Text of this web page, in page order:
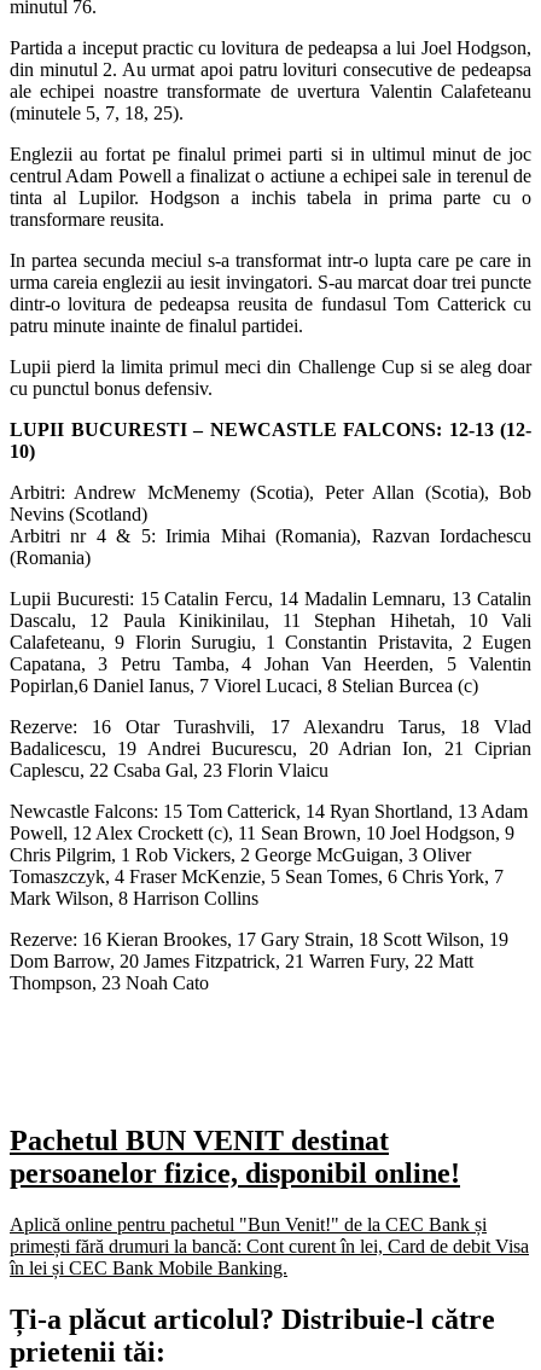
minutul 76.
Partida a inceput practic cu lovitura de pedeapsa a lui Joel Hodgson,
din minutul 2. Au urmat apoi patru lovituri consecutive de pedeapsa
ale echipei noastre transformate de uvertura Valentin Calafeteanu
(minutele 5, 7, 18, 25).
Englezii au fortat pe finalul primei parti si in ultimul minut de joc
centrul Adam Powell a finalizat o actiune a echipei sale in terenul de
tinta al Lupilor. Hodgson a inchis tabela in prima parte cu o
transformare reusita.
In partea secunda meciul s-a transformat intr-o lupta care pe care in
urma careia englezii au iesit invingatori. S-au marcat doar trei puncte
dintr-o lovitura de pedeapsa reusita de fundasul Tom Catterick cu
patru minute inainte de finalul partidei.
Lupii pierd la limita primul meci din Challenge Cup si se aleg doar
cu punctul bonus defensiv.
LUPII BUCURESTI – NEWCASTLE FALCONS: 12-13 (12-
10)
Arbitri: Andrew McMenemy (Scotia), Peter Allan (Scotia), Bob
Nevins (Scotland)
Arbitri nr 4 & 5: Irimia Mihai (Romania), Razvan Iordachescu
(Romania)
Lupii Bucuresti: 15 Catalin Fercu, 14 Madalin Lemnaru, 13 Catalin
Dascalu, 12 Paula Kinikinilau, 11 Stephan Hihetah, 10 Vali
Calafeteanu, 9 Florin Surugiu, 1 Constantin Pristavita, 2 Eugen
Capatana, 3 Petru Tamba, 4 Johan Van Heerden, 5 Valentin
Popirlan,6 Daniel Ianus, 7 Viorel Lucaci, 8 Stelian Burcea (c)
Rezerve: 16 Otar Turashvili, 17 Alexandru Tarus, 18 Vlad
Badalicescu, 19 Andrei Bucurescu, 20 Adrian Ion, 21 Ciprian
Caplescu, 22 Csaba Gal, 23 Florin Vlaicu
Newcastle Falcons: 15 Tom Catterick, 14 Ryan Shortland, 13 Adam
Powell, 12 Alex Crockett (c), 11 Sean Brown, 10 Joel Hodgson, 9
Chris Pilgrim, 1 Rob Vickers, 2 George McGuigan, 3 Oliver
Tomaszczyk, 4 Fraser McKenzie, 5 Sean Tomes, 6 Chris York, 7
Mark Wilson, 8 Harrison Collins
Rezerve: 16 Kieran Brookes, 17 Gary Strain, 18 Scott Wilson, 19
Dom Barrow, 20 James Fitzpatrick, 21 Warren Fury, 22 Matt
Thompson, 23 Noah Cato
Pachetul BUN VENIT destinat
persoanelor fizice, disponibil online!
Aplică online pentru pachetul "Bun Venit!" de la CEC Bank și
primești fără drumuri la bancă: Cont curent în lei, Card de debit Visa
în lei și CEC Bank Mobile Banking.​
Ți-a plăcut articolul? Distribuie-l către
prietenii tăi: